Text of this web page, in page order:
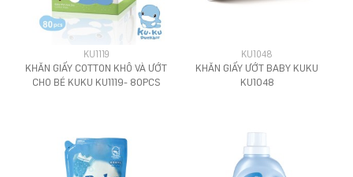
KU1119
KHĂN GIẤY COTTON KHÔ VÀ ƯỚT
CHO BÉ KUKU KU1119- 80PCS
KU1048
KHĂN GIẤY ƯỚT BABY KUKU
KU1048